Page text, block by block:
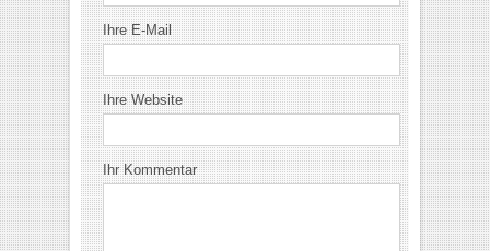
Ihre E-Mail
Ihre Website
Ihr Kommentar